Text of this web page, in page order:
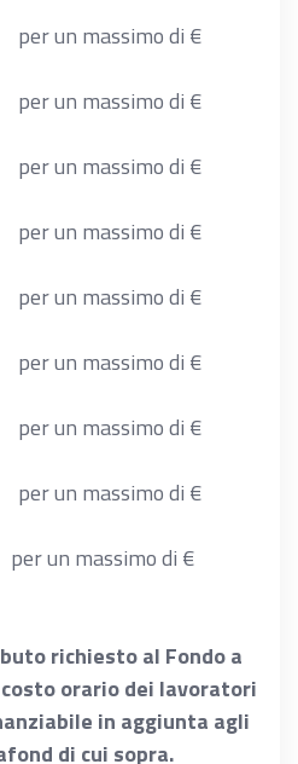
un massimo di €
un massimo di €
un massimo di €
un massimo di €
un massimo di €
un massimo di €
un massimo di €
un massimo di €
un massimo di €
richiesto al Fondo a
orario dei lavoratori
in aggiunta agli
di cui sopra.